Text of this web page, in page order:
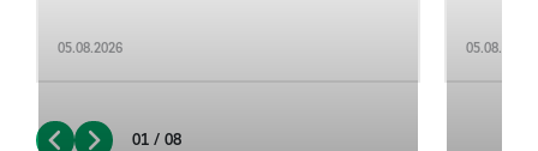
05.08.2026 05.08.2026
01 / 08